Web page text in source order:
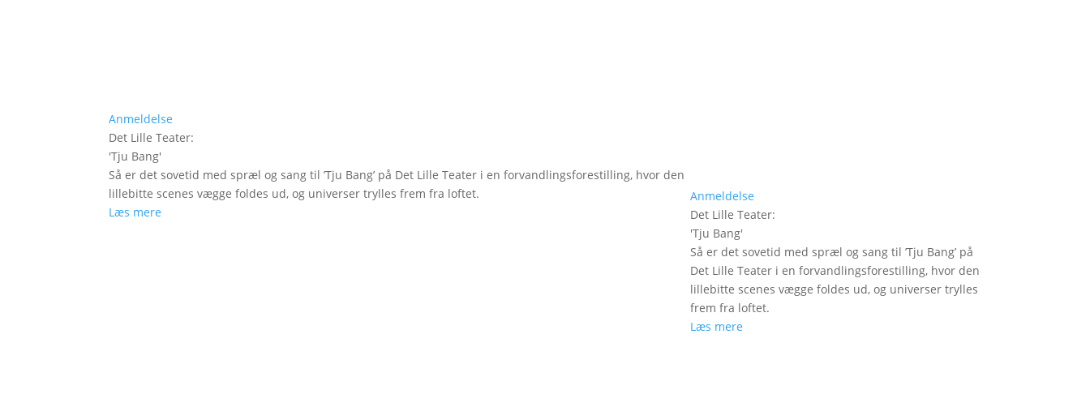
Anmeldelse
Det Lille Teater:
'Tju Bang'
Så er det sovetid med spræl og sang til ’Tju Bang’ på Det Lille Teater i en forvandlingsforestilling, hvor den
lillebitte scenes vægge foldes ud, og universer trylles frem fra loftet.
Læs mere
Anmeldelse
Det Lille Teater:
'Tju Bang'
Så er det sovetid med spræl og sang til ’Tju Bang’ på
Det Lille Teater i en forvandlingsforestilling, hvor den
lillebitte scenes vægge foldes ud, og universer trylles
frem fra loftet.
Læs mere